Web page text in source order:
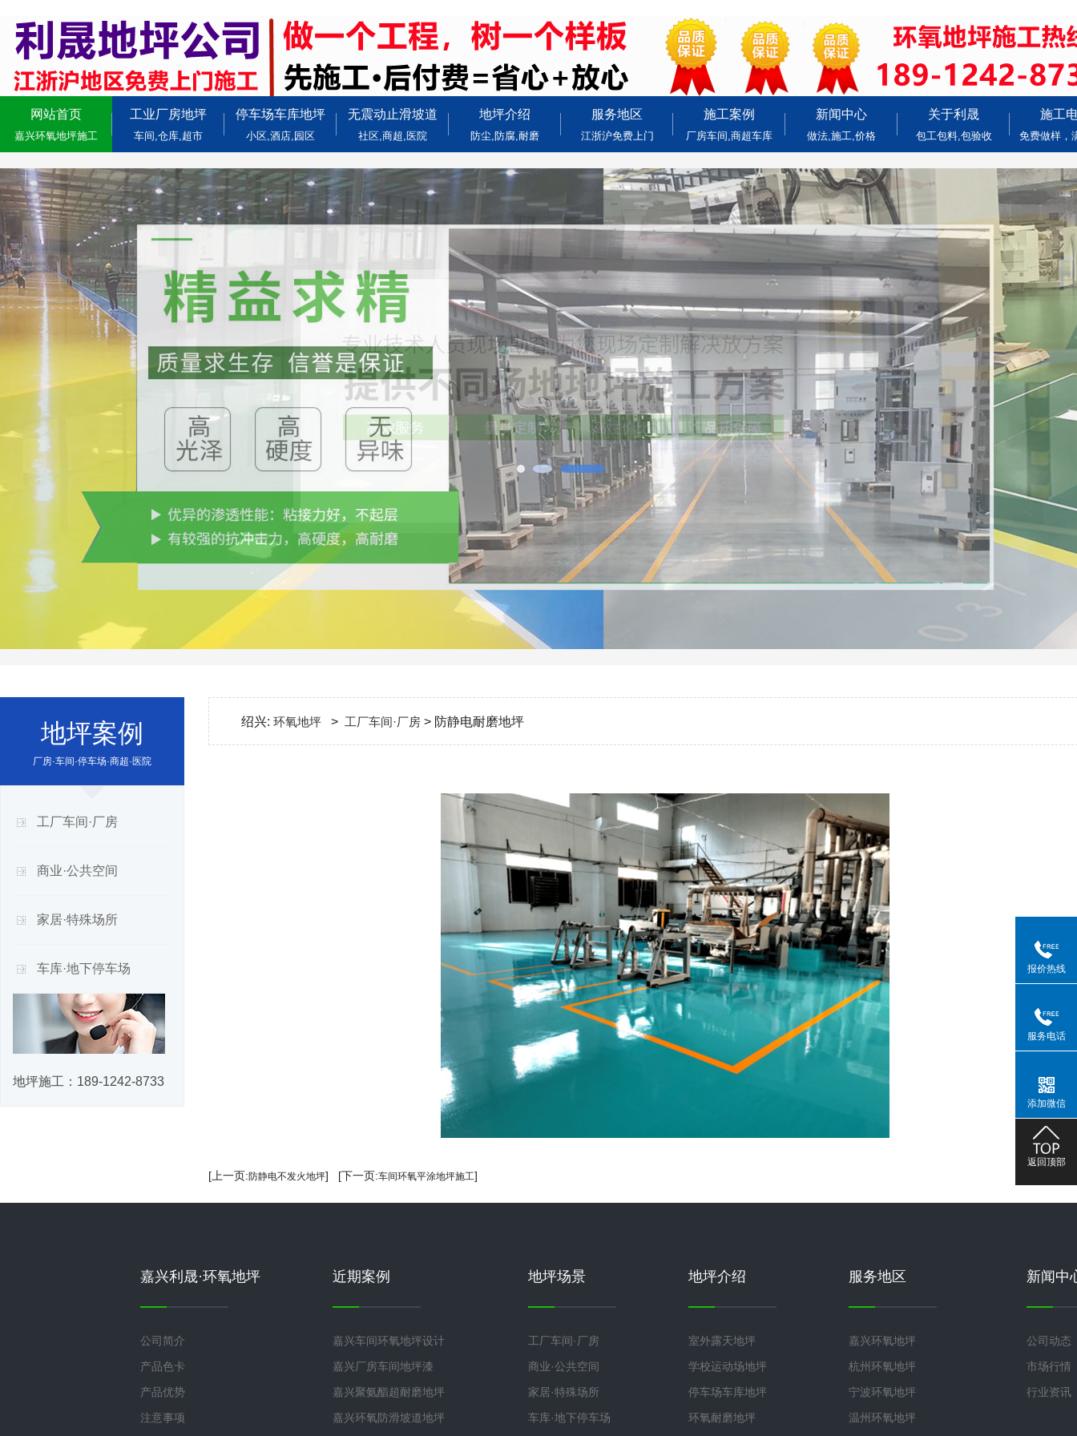
网站首页
嘉兴环氧地坪施工
工业厂房地坪
车间,仓库,超市
停车场车库地坪
小区,酒店,园区
无震动止滑坡道
社区,商超,医院
地坪介绍
防尘,防腐,耐磨
服务地区
江浙沪免费上门
施工案例
厂房车间,商超车库
新闻中心
做法,施工,价格
关于利晟
包工包料,包验收
施工
免费做样，
地坪案例
厂房·车间·停车场·商超·医院
工厂车间·厂房
商业·公共空间
家居·特殊场所
车库·地下停车场
地坪施工： 189-1242-8733
绍兴: 环氧地坪 > 工厂车间·厂房 > 防静电耐磨地坪
[上一页:防静电不发火地坪] [下一页:车间环氧平涂地坪施工]
嘉兴利晟·环氧地坪
公司简介
产品色卡
产品优势
注意事项
近期案例
嘉兴车间环氧地坪设计
嘉兴厂房车间地坪漆
嘉兴聚氨酯超耐磨地坪
嘉兴环氧防滑坡道地坪
地坪场景
工厂车间·厂房
商业·公共空间
家居·特殊场所
车库·地下停车场
地坪介绍
室外露天地坪
学校运动场地坪
停车场车库地坪
环氧耐磨地坪
服务地区
嘉兴环氧地坪
杭州环氧地坪
宁波环氧地坪
温州环氧地坪
新闻中
公司动态
市场行情
行业资讯
报价热线
服务电话
添加微信
返回顶部